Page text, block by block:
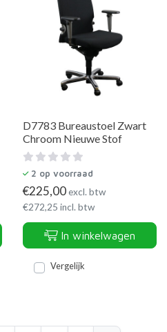
D7783 Bureaustoel Zwart
Chroom Nieuwe Stof
2 op voorraad
€225,00excl. btw
€272,25 incl. btw
In winkelwagen
Vergelijk